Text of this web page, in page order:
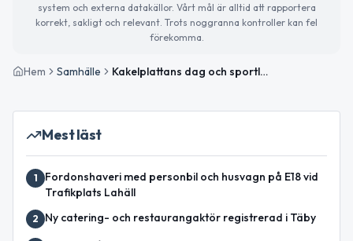
system och externa datakällor. Vårt mål är alltid att rapportera
korrekt, sakligt och relevant. Trots noggranna kontroller kan fel
förekomma.
Hem Samhälle Kakelplattans dag och sportlovsaktiviteter på gång
Mest läst
1
Fordonshaveri med personbil och husvagn på E18 vid
Trafikplats Lahäll
2 Ny catering- och restaurangaktör registrerad i Täby